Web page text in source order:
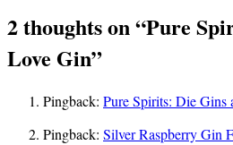
2 thoughts on “Pure
Love Gin”
Pingback: Pure Spirits: Die Gins
Pingback: Silver Raspberry Gin